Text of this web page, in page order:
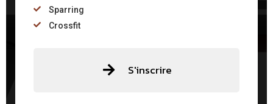
Sparring
Crossfit
S'inscrire